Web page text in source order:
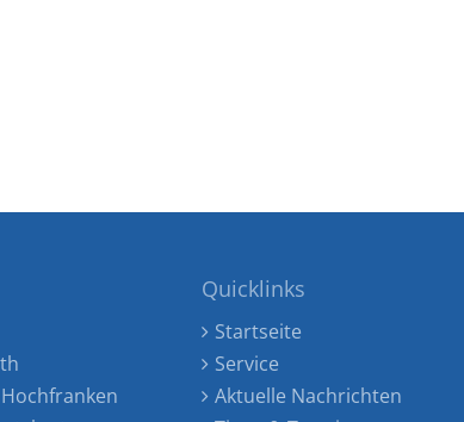
Quicklinks
Startseite
Service
Aktuelle Nachrichten